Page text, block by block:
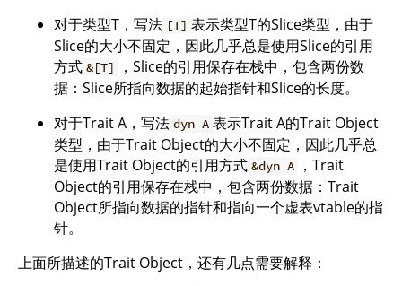
对于类型T，写法 [T] 表示类型T的Slice类型，由于
Slice的大小不固定，因此几乎总是使用Slice的引用
方式 &[T]
，Slice的引用保存在栈中，包含两份数
据：Slice所指向数据的起始指针和Slice的长度。
对于Trait A，写法 dyn A 表示Trait A的Trait Object
类型，由于Trait Object的大小不固定，因此几乎总
是使用Trait Object的引用方式 &dyn A
，Trait
Object的引用保存在栈中，包含两份数据：Trait
Object所指向数据的指针和指向一个虚表vtable的指
针。
上面所描述的Trait Object，还有几点需要解释：